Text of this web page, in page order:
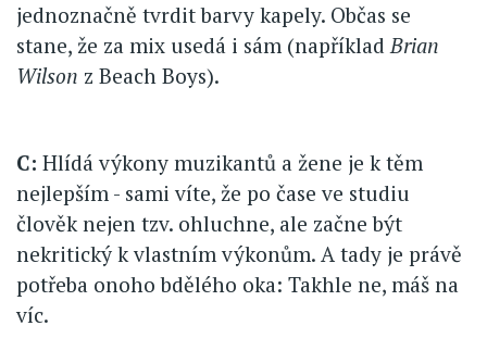
jednoznačně tvrdit barvy kapely. Občas se
stane, že za mix usedá i sám (napříkladBrian
Wilson z Beach Boys).
C: Hlídá výkony muzikantů a žene je k těm
nejlepším - sami víte, že po čase ve studiu
člověk nejen tzv. ohluchne, ale začne být
nekritický k vlastním výkonům. A tady je právě
potřeba onoho bdělého oka: Takhle ne, máš na
víc.